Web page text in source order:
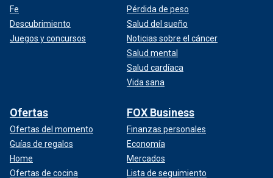
Fe
Descubrimiento
Juegos y concursos
Pérdida de peso
Salud del sueño
Noticias sobre el cáncer
Salud mental
Salud cardíaca
Vida sana
Ofertas
Ofertas del momento
Guías de regalos
Home
Ofertas de cocina
FOX Business
Finanzas personales
Economía
Mercados
Lista de seguimiento